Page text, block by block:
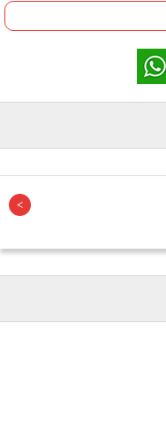
إنجلترا رسائل
عن هيئة الأرصاد
داخل مبانٍ
تم رفعها لاحقًا إلى
جونسون بولاية
مع تحذيرات
ميزوري، التي
ولاية ميزوري، إلا
بشكل مباشر، رغم